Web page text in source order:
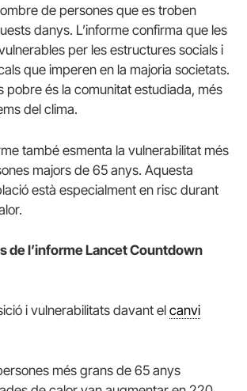
de persones que es troben
danys. L’informe confirma que les
per les estructures socials i
que imperen en la majoria societats.
pobre és la comunitat estudiada, més
del clima.
també esmenta la vulnerabilitat més
majors de 65 anys. Aquesta
està especialment en risc durant
de l’informe Lancet Countdown
i vulnerabilitats davant el canvi
més grans de 65 anys